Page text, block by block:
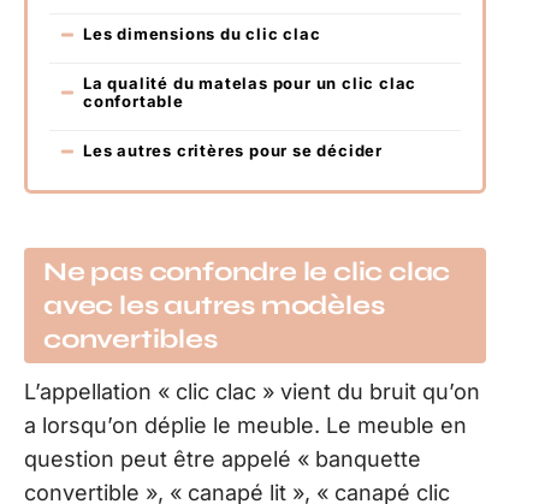
Les dimensions du clic clac
La qualité du matelas pour un clic clac
confortable
Les autres critères pour se décider
Ne pas confondre le clic clac
avec les autres modèles
convertibles
L’appellation « clic clac » vient du bruit qu’on
a lorsqu’on déplie le meuble. Le meuble en
question peut être appelé « banquette
convertible », « canapé lit », « canapé clic